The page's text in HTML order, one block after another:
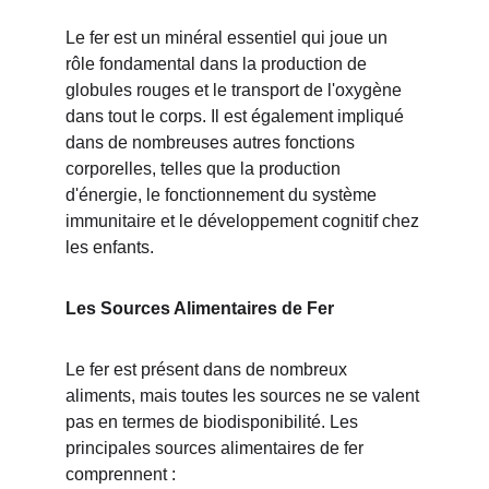
Le fer est un minéral essentiel qui joue un
rôle fondamental dans la production de
globules rouges et le transport de l'oxygène
dans tout le corps. Il est également impliqué
dans de nombreuses autres fonctions
corporelles, telles que la production
d'énergie, le fonctionnement du système
immunitaire et le développement cognitif chez
les enfants.
Les Sources Alimentaires de Fer
Le fer est présent dans de nombreux
aliments, mais toutes les sources ne se valent
pas en termes de biodisponibilité. Les
principales sources alimentaires de fer
comprennent :